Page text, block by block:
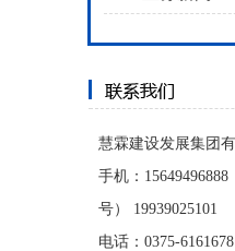
慧霖建设发展集团
手机：15649496888
号） 19939025101
电话：0375-6161678